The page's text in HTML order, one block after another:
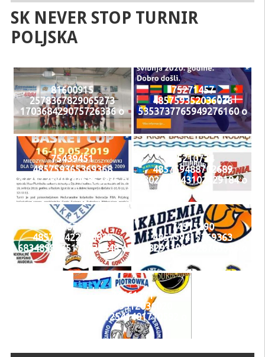
SK NEVER STOP TURNIR
POLJSKA
81600915
2578367829065273
170368429075726336 o
75271457
485759352036036
5353737765949276160 o
75439451
485759365369368
4731128702446862336 o
75210734
485759488702689
2302642043102429184 o
74567072
485759422036029
6834898375171637248 o
74515290
485759415369363
1432933980528705536 o
74661771
485759512036020
5001112541401710592 o